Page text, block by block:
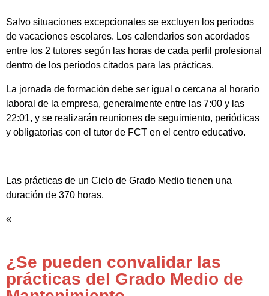
Salvo situaciones excepcionales se excluyen los periodos
de vacaciones escolares. Los calendarios son acordados
entre los 2 tutores según las horas de cada perfil profesional
dentro de los periodos citados para las prácticas.
La jornada de formación debe ser igual o cercana al horario
laboral de la empresa, generalmente entre las 7:00 y las
22:01, y se realizarán reuniones de seguimiento, periódicas
y obligatorias con el tutor de FCT en el centro educativo.
Las prácticas de un Ciclo de Grado Medio tienen una
duración de 370 horas.
«
¿Se pueden convalidar las
prácticas del Grado Medio de